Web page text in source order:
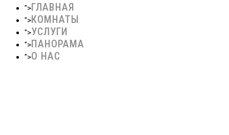
">ГЛАВНАЯ
">КОМНАТЫ
">УСЛУГИ
">ПАНОРАМА
">О НАС